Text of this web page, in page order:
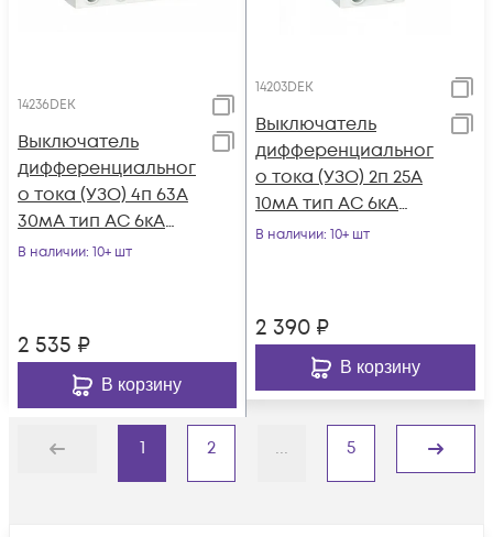
14236DEK
Выключатель
дифференциальног
о тока (УЗО) 4п 63А
30мА тип AC 6кА
УЗО-03 DEKraft
В наличии: 10+ шт
2 535 ₽
В корзину
14203DEK
Выключатель
дифференциальног
о тока (УЗО) 2п 25А
10мА тип AC 6кА
УЗО-03 DEKraft
В наличии: 10+ шт
2 390 ₽
В корзину
Назад
1 2 ... 5
Дальше